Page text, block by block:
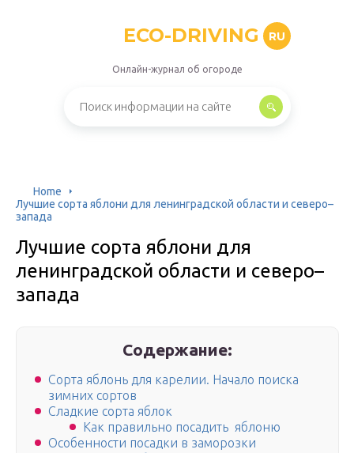
ECO-DRIVING RU
Онлайн-журнал об огороде
Home
Лучшие сорта яблони для ленинградской области и северо–
запада
Лучшие сорта яблони для
ленинградской области и северо–
запада
Содержание:
Сорта яблонь для карелии. Начало поиска
зимних сортов
Сладкие сорта яблок
Как правильно посадить яблоню
Особенности посадки в заморозки